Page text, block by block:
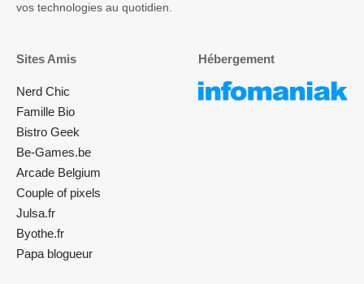
vos technologies au quotidien.
Sites Amis
Nerd Chic
Famille Bio
Bistro Geek
Be-Games.be
Arcade Belgium
Couple of pixels
Julsa.fr
Byothe.fr
Papa blogueur
Hébergement